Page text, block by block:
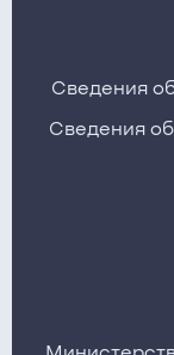
Сведения
Сведения